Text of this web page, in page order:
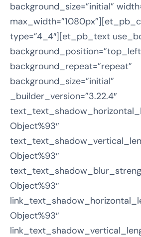
background_size=”initial”
type=”4_4″][et_pb_text
background_repeat=”repeat”
background_size=”initial”
_builder_version=”3.22.4″
Object%93″
Object%93″
Object%93″
Object%93″